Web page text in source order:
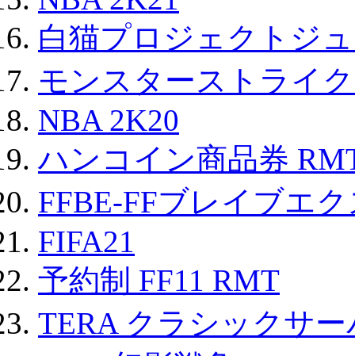
白猫プロジェクトジ
モンスターストライ
NBA 2K20
ハンコイン商品券
FFBE-FFブレイブエ
FIFA21
予約制 FF11 RMT
TERA クラシックサ